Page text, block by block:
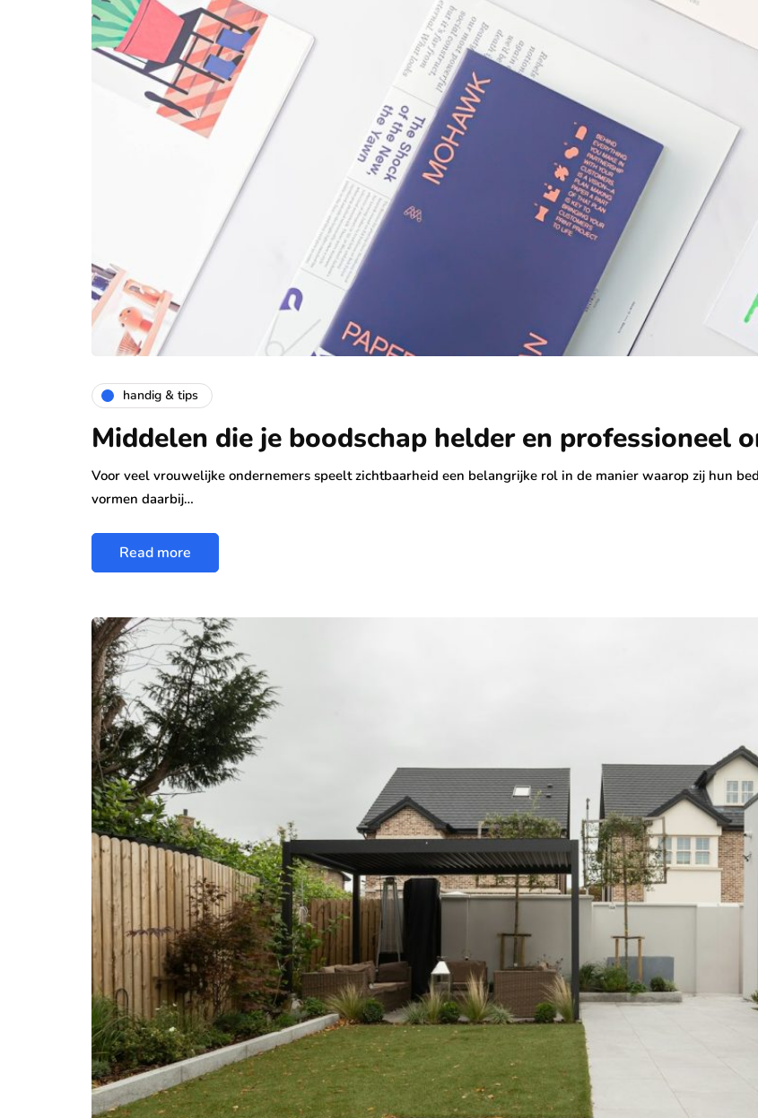
handig & tips
Middelen die je boodschap helder en professioneel
Voor veel vrouwelijke ondernemers speelt zichtbaarheid een belangrijke rol in de manier waarop zij hun
vormen daarbij…
Read more